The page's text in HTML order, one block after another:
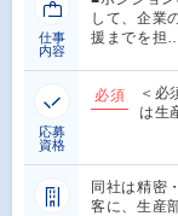
仕事
内容
して、企業
援までを担…
応募
資格
必須
＜必
は生
同社は精密
客に、生産